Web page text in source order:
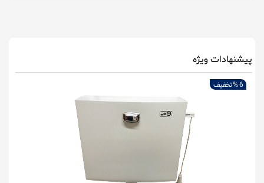
پیشنهادات ویژه
6 % تخفیف